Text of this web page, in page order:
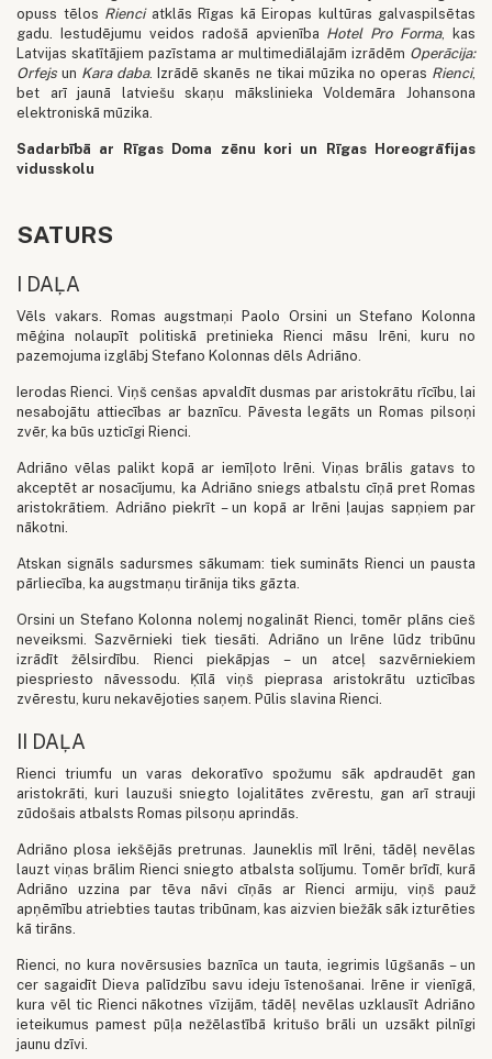
opuss tēlos Rienci atklās Rīgas kā Eiropas kultūras galvaspilsētas
gadu. Iestudējumu veidos radošā apvienība Hotel Pro Forma, kas
Latvijas skatītājiem pazīstama ar multimediālajām izrādēm Operācija:
Orfejs un Kara daba. Izrādē skanēs ne tikai mūzika no operas Rienci,
bet arī jaunā latviešu skaņu mākslinieka Voldemāra Johansona
elektroniskā mūzika.
Sadarbībā ar Rīgas Doma zēnu kori un Rīgas Horeogrāfijas
vidusskolu
SATURS
I DAĻA
Vēls vakars. Romas augstmaņi Paolo Orsini un Stefano Kolonna
mēģina nolaupīt politiskā pretinieka Rienci māsu Irēni, kuru no
pazemojuma izglābj Stefano Kolonnas dēls Adriāno.
Ierodas Rienci. Viņš cenšas apvaldīt dusmas par aristokrātu rīcību, lai
nesabojātu attiecības ar baznīcu. Pāvesta legāts un Romas pilsoņi
zvēr, ka būs uzticīgi Rienci.
Adriāno vēlas palikt kopā ar iemīļoto Irēni. Viņas brālis gatavs to
akceptēt ar nosacījumu, ka Adriāno sniegs atbalstu cīņā pret Romas
aristokrātiem. Adriāno piekrīt – un kopā ar Irēni ļaujas sapņiem par
nākotni.
Atskan signāls sadursmes sākumam: tiek sumināts Rienci un pausta
pārliecība, ka augstmaņu tirānija tiks gāzta.
Orsini un Stefano Kolonna nolemj nogalināt Rienci, tomēr plāns cieš
neveiksmi. Sazvērnieki tiek tiesāti. Adriāno un Irēne lūdz tribūnu
izrādīt žēlsirdību. Rienci piekāpjas – un atceļ sazvērniekiem
piespriesto nāvessodu. Ķīlā viņš pieprasa aristokrātu uzticības
zvērestu, kuru nekavējoties saņem. Pūlis slavina Rienci.
II DAĻA
Rienci triumfu un varas dekoratīvo spožumu sāk apdraudēt gan
aristokrāti, kuri lauzuši sniegto lojalitātes zvērestu, gan arī strauji
zūdošais atbalsts Romas pilsoņu aprindās.
Adriāno plosa iekšējās pretrunas. Jauneklis mīl Irēni, tādēļ nevēlas
lauzt viņas brālim Rienci sniegto atbalsta solījumu. Tomēr brīdī, kurā
Adriāno uzzina par tēva nāvi cīņās ar Rienci armiju, viņš pauž
apņēmību atriebties tautas tribūnam, kas aizvien biežāk sāk izturēties
kā tirāns.
Rienci, no kura novērsusies baznīca un tauta, iegrimis lūgšanās – un
cer sagaidīt Dieva palīdzību savu ideju īstenošanai. Irēne ir vienīgā,
kura vēl tic Rienci nākotnes vīzijām, tādēļ nevēlas uzklausīt Adriāno
ieteikumus pamest pūļa nežēlastībā kritušo brāli un uzsākt pilnīgi
jaunu dzīvi.